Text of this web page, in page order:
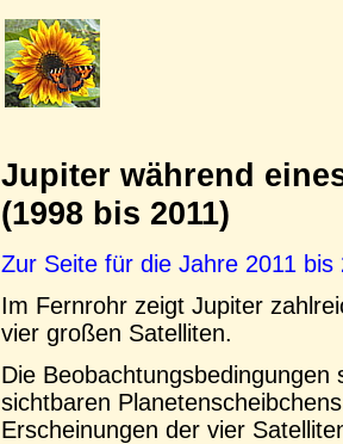
Jupiter während
(1998 bis 2011)
Zur Seite für die Jahre 2011 bis
Im Fernrohr zeigt Jupiter
vier großen Satelliten.
Die
sichtbaren
Erscheinungen der vier